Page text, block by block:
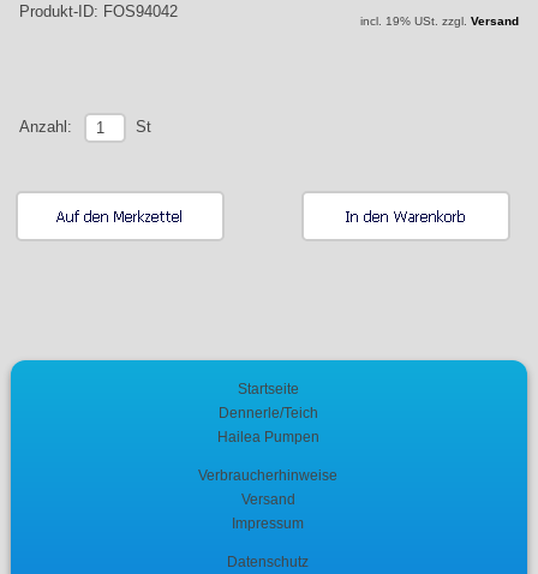
Produkt-ID: FOS94042
incl. 19% USt. zzgl. Versand
Anzahl: St
Startseite
Dennerle/Teich
Hailea Pumpen
Verbraucherhinweise
Versand
Impressum
Datenschutz